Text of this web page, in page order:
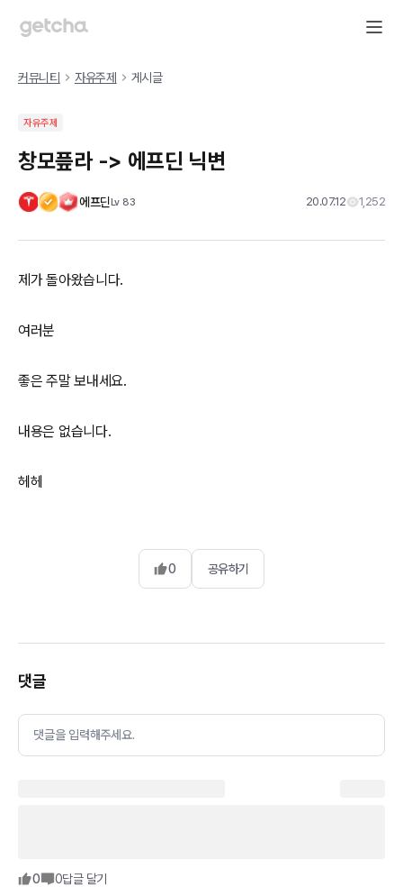
커뮤니티 자유주제 게시글
자유주제
창모픞라 -> 에프딘 닉변
에프딘Lv 83 20.07.12 1,252
제가 돌아왔습니다.
여러분
좋은 주말 보내세요.
내용은 없습니다.
헤헤
0 공유하기
댓글
댓글을 입력해주세요.
0 0답글 달기